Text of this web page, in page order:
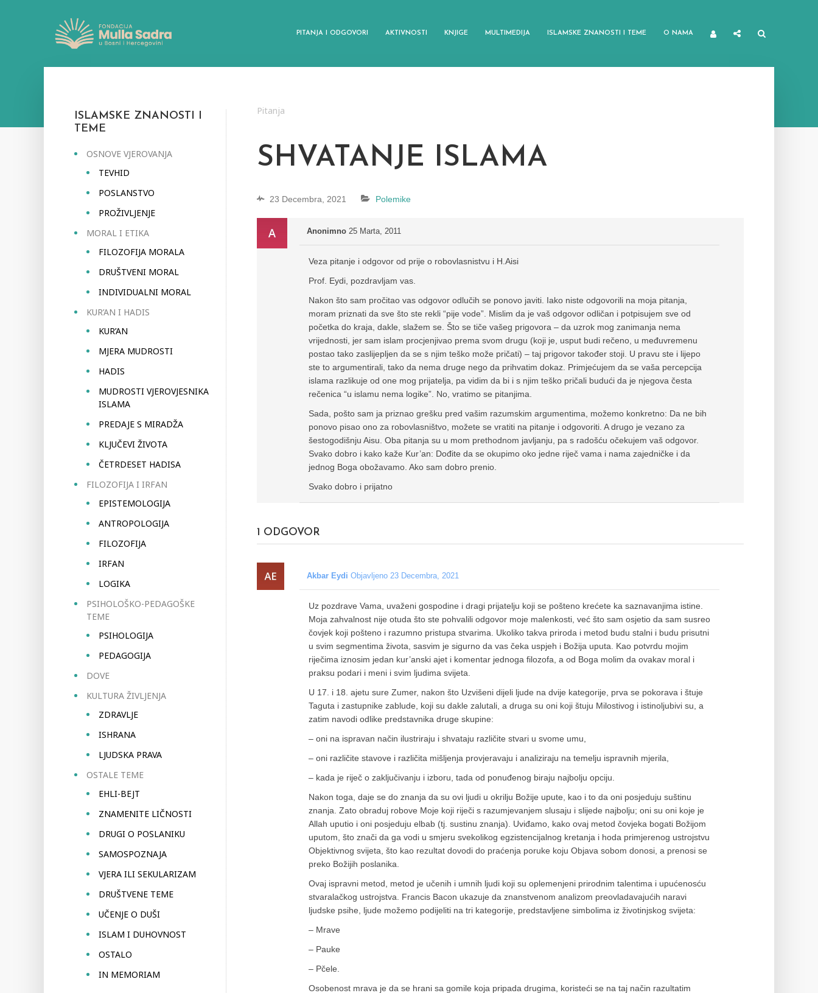
PITANJA I ODGOVORI AKTIVNOSTI KNJIGE MULTIMEDIJA ISLAMSKE ZNANOSTI I TEME O NAMA
ISLAMSKE ZNANOSTI I
TEME
OSNOVE VJEROVANJA
TEVHID
POSLANSTVO
PROŽIVLJENJE
MORAL I ETIKA
FILOZOFIJA MORALA
DRUŠTVENI MORAL
INDIVIDUALNI MORAL
KUR’AN I HADIS
KUR’AN
MJERA MUDROSTI
HADIS
MUDROSTI VJEROVJESNIKA
ISLAMA
PREDAJE S MIRADŽA
KLJUČEVI ŽIVOTA
ČETRDESET HADISA
FILOZOFIJA I IRFAN
EPISTEMOLOGIJA
ANTROPOLOGIJA
FILOZOFIJA
IRFAN
LOGIKA
PSIHOLOŠKO-PEDAGOŠKE
TEME
PSIHOLOGIJA
PEDAGOGIJA
DOVE
KULTURA ŽIVLJENJA
ZDRAVLJE
ISHRANA
LJUDSKA PRAVA
OSTALE TEME
EHLI-BEJT
ZNAMENITE LIČNOSTI
DRUGI O POSLANIKU
SAMOSPOZNAJA
VJERA ILI SEKULARIZAM
DRUŠTVENE TEME
UČENJE O DUŠI
ISLAM I DUHOVNOST
OSTALO
IN MEMORIAM
Pitanja
SHVATANJE ISLAMA
23 Decembra, 2021 Polemike
Anonimno 25 Marta, 2011
Veza pitanje i odgovor od prije o robovlasnistvu i H.Aisi
Prof. Eydi, pozdravljam vas.
Nakon što sam pročitao vas odgovor odlučih se ponovo javiti. Iako niste odgovorili na moja pitanja,
moram priznati da sve što ste rekli “pije vode”. Mislim da je vaš odgovor odličan i potpisujem sve od
početka do kraja, dakle, slažem se. Što se tiče vašeg prigovora – da uzrok mog zanimanja nema
vrijednosti, jer sam islam procjenjivao prema svom drugu (koji je, usput budi rečeno, u međuvremenu
postao tako zaslijepljen da se s njim teško može pričati) – taj prigovor također stoji. U pravu ste i lijepo
ste to argumentirali, tako da nema druge nego da prihvatim dokaz. Primjećujem da se vaša percepcija
islama razlikuje od one mog prijatelja, pa vidim da bi i s njim teško pričali budući da je njegova česta
rečenica “u islamu nema logike”. No, vratimo se pitanjima.
Sada, pošto sam ja priznao grešku pred vašim razumskim argumentima, možemo konkretno: Da ne bih
ponovo pisao ono za robovlasništvo, možete se vratiti na pitanje i odgovoriti. A drugo je vezano za
šestogodišnju Aisu. Oba pitanja su u mom prethodnom javljanju, pa s radošću očekujem vaš odgovor.
Svako dobro i kako kaže Kur’an: Dođite da se okupimo oko jedne riječ vama i nama zajedničke i da
jednog Boga obožavamo. Ako sam dobro prenio.
Svako dobro i prijatno
1 ODGOVOR
Akbar Eydi Objavljeno 23 Decembra, 2021
Uz pozdrave Vama, uvaženi gospodine i dragi prijatelju koji se pošteno krećete ka saznavanjima istine.
Moja zahvalnost nije otuda što ste pohvalili odgovor moje malenkosti, već što sam osjetio da sam susreo
čovjek koji pošteno i razumno pristupa stvarima. Ukoliko takva priroda i metod budu stalni i budu prisutni
u svim segmentima života, sasvim je sigurno da vas čeka uspjeh i Božija uputa. Kao potvrdu mojim
riječima iznosim jedan kur’anski ajet i komentar jednoga filozofa, a od Boga molim da ovakav moral i
praksu podari i meni i svim ljudima svijeta.
U 17. i 18. ajetu sure Zumer, nakon što Uzvišeni dijeli ljude na dvije kategorije, prva se pokorava i štuje
Taguta i zastupnike zablude, koji su dakle zalutali, a druga su oni koji štuju Milostivog i istinoljubivi su, a
zatim navodi odlike predstavnika druge skupine:
– oni na ispravan način ilustriraju i shvataju različite stvari u svome umu,
– oni različite stavove i različita mišljenja provjeravaju i analiziraju na temelju ispravnih mjerila,
– kada je riječ o zaključivanju i izboru, tada od ponuđenog biraju najbolju opciju.
Nakon toga, daje se do znanja da su ovi ljudi u okrilju Božije upute, kao i to da oni posjeduju suštinu
znanja. Zato obraduj robove Moje koji riječi s razumjevanjem slusaju i slijede najbolju; oni su oni koje je
Allah uputio i oni posjeduju elbab (tj. sustinu znanja). Uviđamo, kako ovaj metod čovjeka bogati Božijom
uputom, što znači da ga vodi u smjeru svekolikog egzistencijalnog kretanja i hoda primjerenog ustrojstvu
Objektivnog svijeta, što kao rezultat dovodi do praćenja poruke koju Objava sobom donosi, a prenosi se
preko Božijih poslanika.
Ovaj ispravni metod, metod je učenih i umnih ljudi koji su oplemenjeni prirodnim talentima i upućenosću
stvaralačkog ustrojstva. Francis Bacon ukazuje da znanstvenom analizom preovladavajućih naravi
ljudske psihe, ljude možemo podijeliti na tri kategorije, predstavljene simbolima iz životinjskog svijeta:
– Mrave
– Pauke
– Pčele.
Osobenost mrava je da se hrani sa gomile koja pripada drugima, koristeći se na taj način razultatim